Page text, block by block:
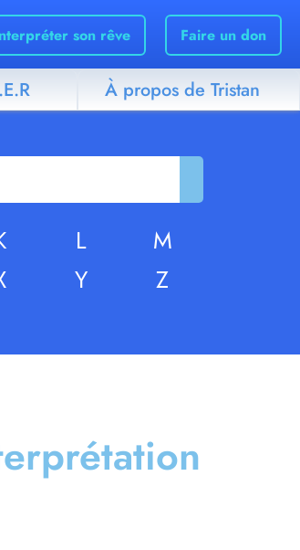
son rêve Faire un don
À propos de Tristan
L
M
Y Z